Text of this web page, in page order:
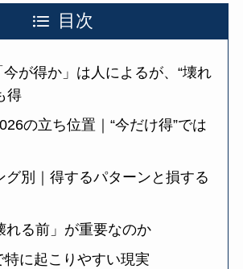
目次
今が得か」は人によるが、“壊れ
得
の立ち位置｜“今だけ得”では
グ別｜得するパターンと損する
れる前」が重要なのか
に起こりやすい現実